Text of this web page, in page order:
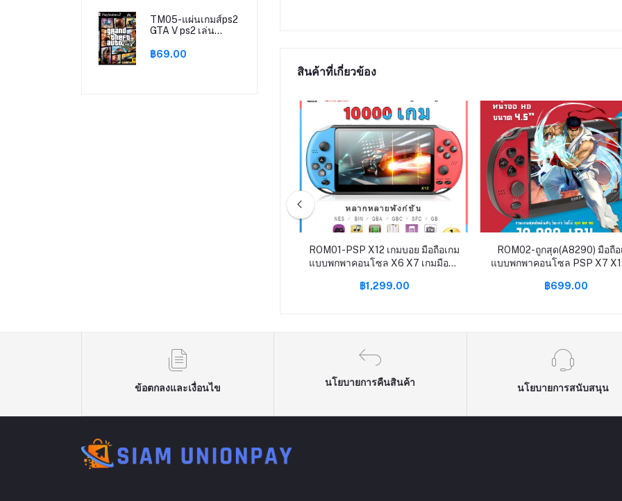
TM05-แผ่นเกมส์ps2
GTA V ps2 เล่น
ไรท์play2 Grand
฿69.00
สินค้าที่เกี่ยวข้อง
ROM01-PSP X12 เกมบอย มือถือเกม
แบบพกพาคอนโซล X6 X7 เกมมือถือ
คิดถึงย้อนยุค fcgames MP5มือถือ
฿1,299.00
ROM02-ถูกสุด(A8290) มือถือ
แบบพกพาคอนโซล PSP X7
NES คิดถึงย้อนยุค fcgames
฿699.00
ข้อตกลงและเงื่อนไข
นโยบายการคืนสินค้า
นโยบายการสนับสนุน